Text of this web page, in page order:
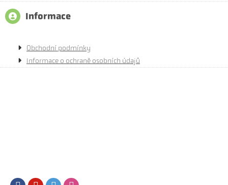
Informace
Obchodní podmínky
Informace o ochraně osobních údajů